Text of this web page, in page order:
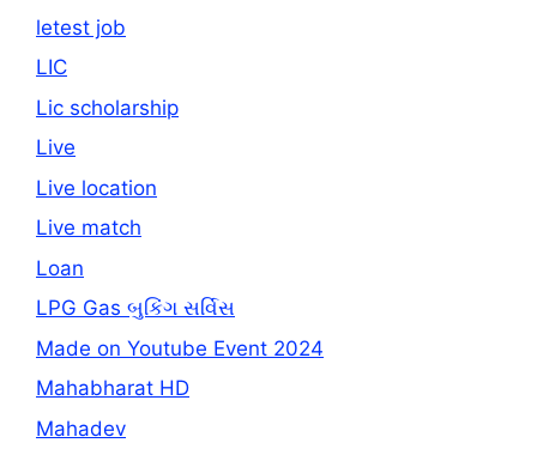
letest job
LIC
Lic scholarship
Live
Live location
Live match
Loan
LPG Gas બુકિંગ સર્વિસ
Made on Youtube Event 2024
Mahabharat HD
Mahadev